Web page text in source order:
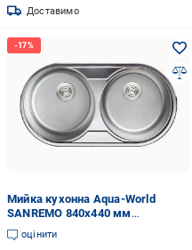
Доставимо
Мийка кухонна Aqua-World
SANREMO 840х440 мм
нержавіюча сталь 0,8 мм врізна
подвійна
оцінити